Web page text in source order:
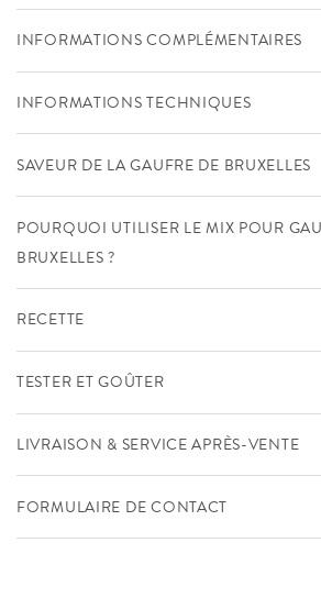
INFORMATIONS COMPLÉMENTAIRES
INFORMATIONS TECHNIQUES
SAVEUR DE LA GAUFRE DE BRUXELLES
POURQUOI UTILISER LE MIX POUR
BRUXELLES ?
RECETTE
TESTER ET GOÛTER
LIVRAISON & SERVICE APRÈS-VENTE
FORMULAIRE DE CONTACT